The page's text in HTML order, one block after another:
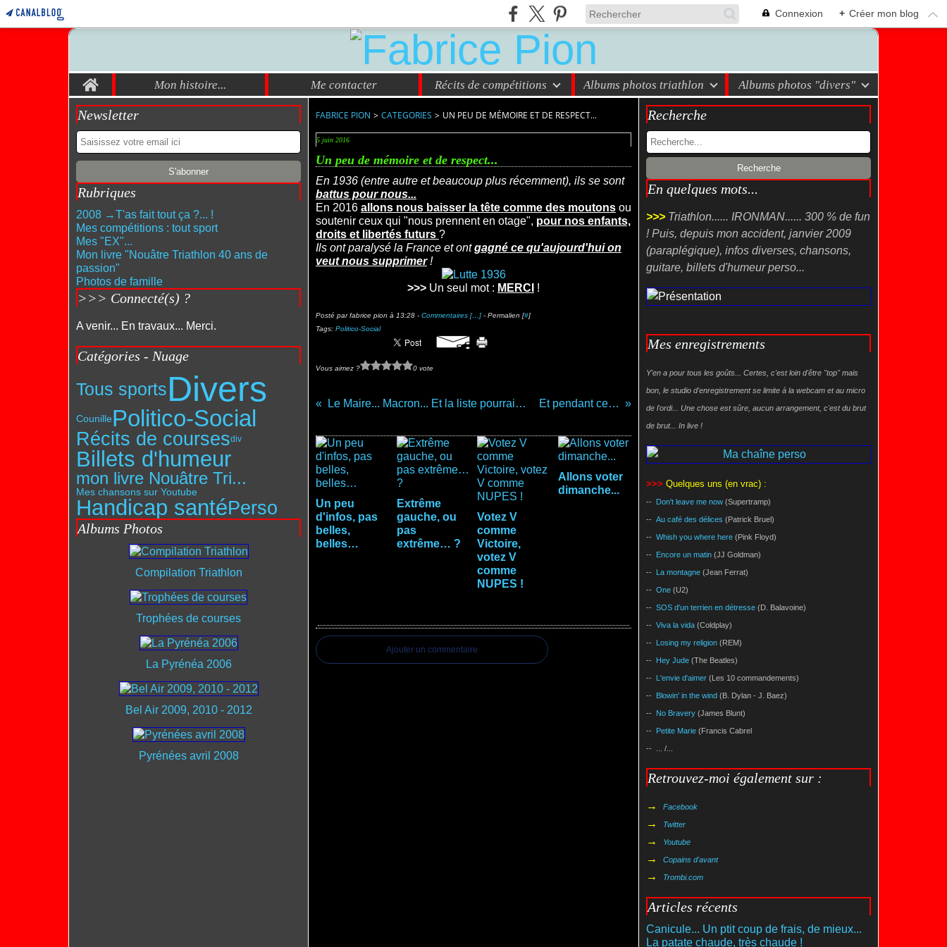
Connexion + Créer mon blog
Home Mon histoire... Me contacter Récits de compétitions Albums photos triathlon Albums photos "divers"
Newsletter
Rubriques
2008 →T'as fait tout ça ?... !
Mes compétitions : tout sport
Mes "EX"...
Mon livre "Nouâtre Triathlon 40 ans de
passion"
Photos de famille
>>> Connecté(s) ?
A venir... En travaux... Merci.
Catégories - Nuage
Tous sportsDivers
CounillePolitico-Social
Récits de coursesdiv
Billets d'humeur
mon livre Nouâtre Tri...
Mes chansons sur Youtube
Handicap santéPerso
Albums Photos
Compilation Triathlon
Trophées de courses
La Pyrénéa 2006
Bel Air 2009, 2010 - 2012
Pyrénées avril 2008
FABRICE PION > CATEGORIES > UN PEU DE MÉMOIRE ET DE RESPECT...
5 juin 2016
Un peu de mémoire et de respect...
En 1936 (entre autre et beaucoup plus récemment), ils se sont
battus pour nous...
En 2016 allons nous baisser la tête comme des moutons ou
soutenir ceux qui "nous prennent en otage", pour nos enfants,
droits et libertés futurs ?
Ils ont paralysé la France et ontgagné ce qu'aujourd'hui on
veut nous supprimer !
>>> Un seul mot : MERCI !
Posté par fabrice pion à 13:28 - Commentaires [… ] - Permalien [#]
Tags: Politico-Social
Vous aimez ? 0 vote
Le Maire... Macron... Et la liste pourrait être longue... Hélas ! Et pendant ce temps là...
Un peu
d'infos, pas
belles,
belles…
Extrême
gauche, ou
pas
extrême… ?
Votez V
comme
Victoire,
votez V
comme
NUPES !
Allons voter
dimanche...
Ajouter un commentaire
Recherche
En quelques mots...
>>> Triathlon...... IRONMAN...... 300 % de fun
! Puis, depuis mon accident, janvier 2009
(paraplégique), infos diverses, chansons,
guitare, billets d'humeur perso...
Mes enregistrements
Y'en a pour tous les goûts... Certes, c'est loin d'être "top" mais
bon, le studio d'enregistrement se limite à la webcam et au micro
de l'ordi... Une chose est sûre, aucun arrangement, c'est du brut
de brut... In live !
>>> Quelques uns (en vrac) :
-- Don't leave me now (Supertramp)
-- Au café des délices (Patrick Bruel)
-- Whish you where here (Pink Floyd)
-- Encore un matin (JJ Goldman)
-- La montagne (Jean Ferrat)
-- One (U2)
-- SOS d'un terrien en détresse (D. Balavoine)
-- Viva la vida (Coldplay)
-- Losing my religion (REM)
-- Hey Jude (The Beatles)
-- L'envie d'aimer (Les 10 commandements)
-- Blowin' in the wind (B. Dylan - J. Baez)
-- No Bravery (James Blunt)
-- Petite Marie (Francis Cabrel
-- ... /...
Retrouvez-moi également sur :
→ Facebook
→ Twitter
→ Youtube
→ Copains d'avant
→ Trombi.com
Articles récents
Canicule... Un ptit coup de frais, de mieux...
La patate chaude, très chaude !